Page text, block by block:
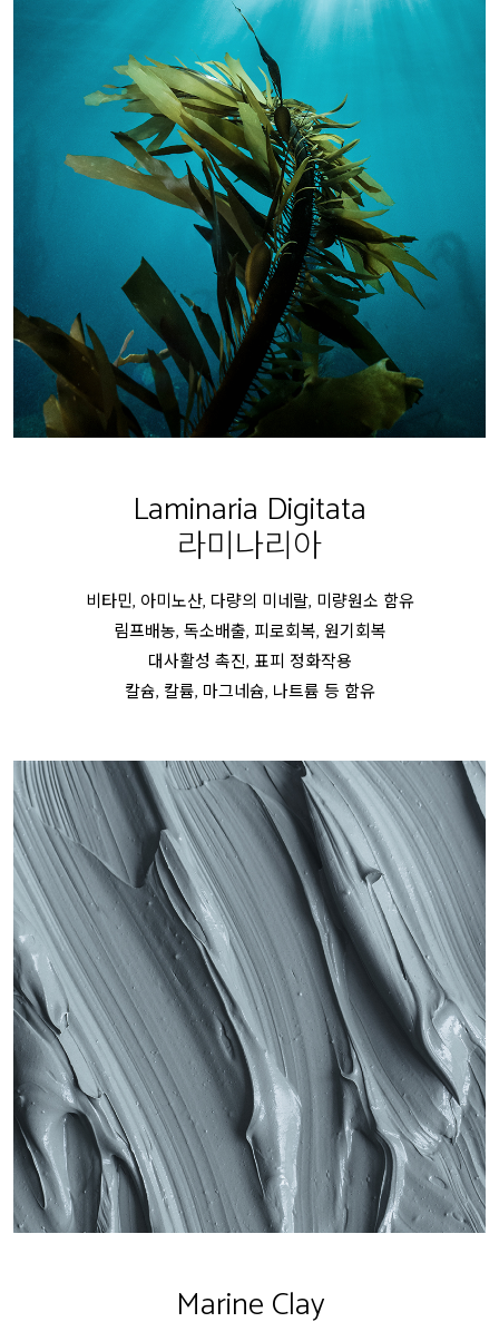
Laminaria Digitata
라미나리아
비타민, 아미노산, 다량의 미네랄, 미량원소 함유
림프배농, 독소배출, 피로회복, 원기회복
대사활성 촉진, 표피 정화작용
칼슘, 칼륨, 마그네슘, 나트륨 등 함유
Marine Clay